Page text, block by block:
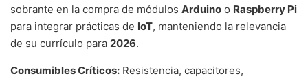
sobrante en la compra de módulos Arduino o Raspberry Pi
para integrar prácticas de IoT, manteniendo la relevancia
de su currículo para 2026.
Consumibles Críticos: Resistencia, capacitores,